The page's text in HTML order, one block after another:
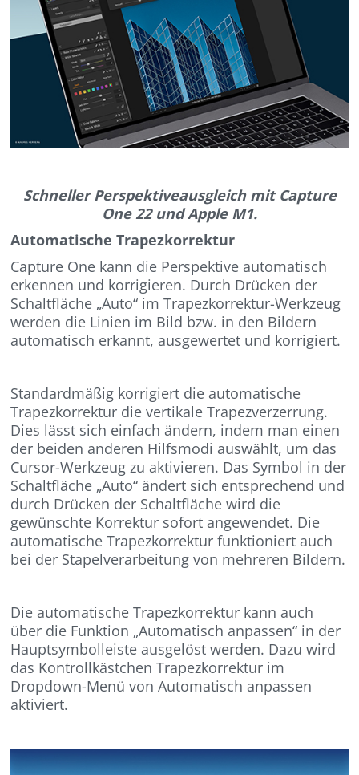
Schneller Perspektiveausgleich mit Capture
One 22 und Apple M1.
Automatische Trapezkorrektur
Capture One kann die Perspektive automatisch
erkennen und korrigieren. Durch Drücken der
Schaltfläche „Auto“ im Trapezkorrektur-Werkzeug
werden die Linien im Bild bzw. in den Bildern
automatisch erkannt, ausgewertet und korrigiert.
Standardmäßig korrigiert die automatische
Trapezkorrektur die vertikale Trapezverzerrung.
Dies lässt sich einfach ändern, indem man einen
der beiden anderen Hilfsmodi auswählt, um das
Cursor-Werkzeug zu aktivieren. Das Symbol in der
Schaltfläche „Auto“ ändert sich entsprechend und
durch Drücken der Schaltfläche wird die
gewünschte Korrektur sofort angewendet. Die
automatische Trapezkorrektur funktioniert auch
bei der Stapelverarbeitung von mehreren Bildern.
Die automatische Trapezkorrektur kann auch
über die Funktion „Automatisch anpassen“ in der
Hauptsymbolleiste ausgelöst werden. Dazu wird
das Kontrollkästchen Trapezkorrektur im
Dropdown-Menü von Automatisch anpassen
aktiviert.